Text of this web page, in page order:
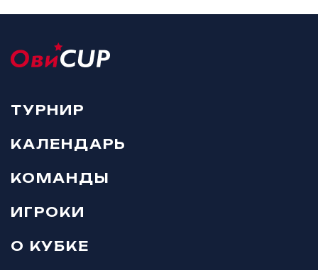
ТУРНИР
КАЛЕНДАРЬ
КОМАНДЫ
ИГРОКИ
О КУБКЕ